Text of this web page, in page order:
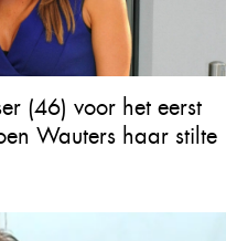
(46) voor het eerst
Wauters haar stilte